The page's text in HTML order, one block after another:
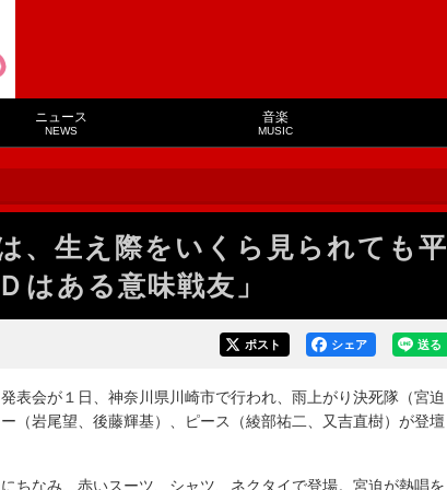
ニュース
NEWS
音楽
MUSIC
、生え際をいくら見られても平
ある意味戦友」
送る
シェア
ポスト
表会が１日、神奈川県川崎市で行われ、雨上がり決死隊（宮迫
（岩尾望、後藤輝基）、ピース（綾部祐二、又吉直樹）が登壇
ちなみ、赤いスーツ、シャツ、ネクタイで登場。宮迫が熱唱を